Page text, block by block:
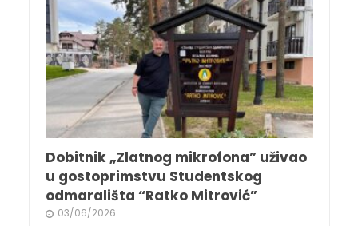
Dobitnik „Zlatnog mikrofona” uživao
u gostoprimstvu Studentskog
odmarališta “Ratko Mitrović”
03/06/2026